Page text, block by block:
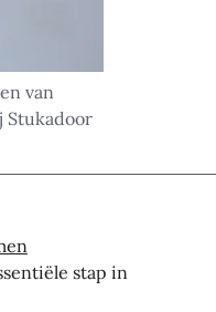
van
Stukadoor
stap in